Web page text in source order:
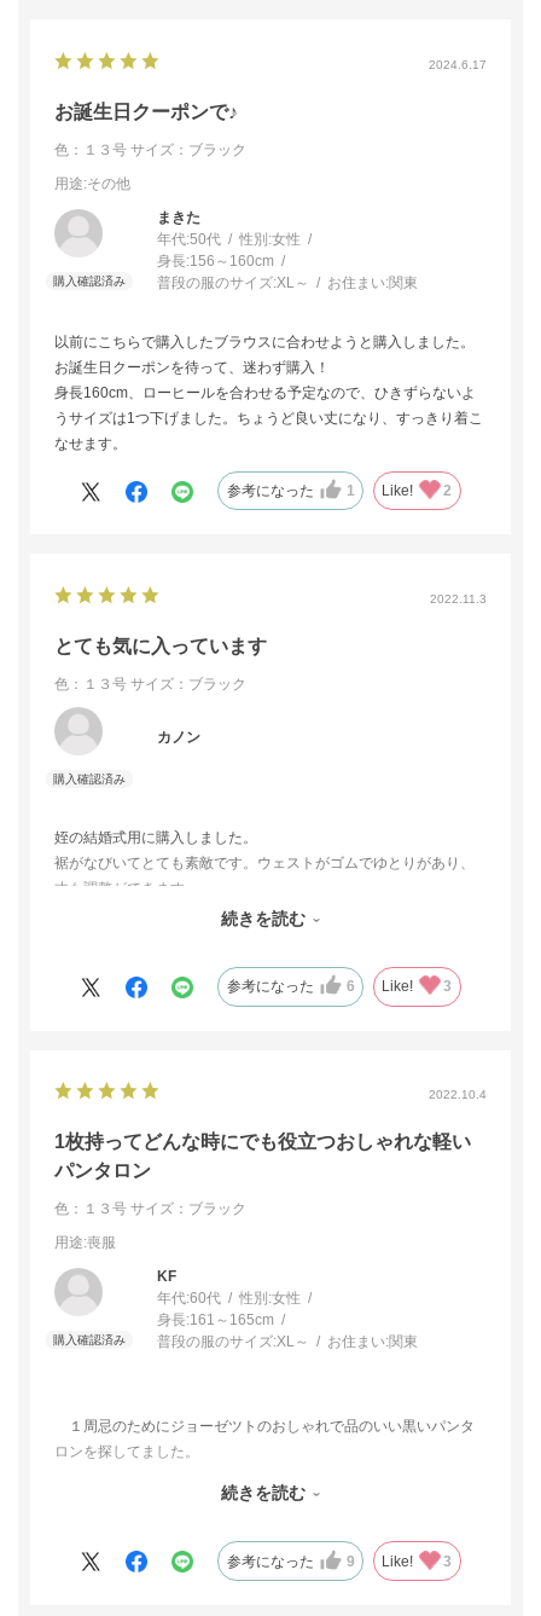
2024.6.17
お誕生日クーポンで♪
色：１３号 サイズ：ブラック
用途:その他
まきた
年代:50代 性別:女性
身長:156～160cm
普段の服のサイズ:XL～ お住まい:関東
以前にこちらで購入したブラウスに合わせようと購入しました。
お誕生日クーポンを待って、迷わず購入！
身長160cm、ローヒールを合わせる予定なので、ひきずらないよ
うサイズは1つ下げました。ちょうど良い丈になり、すっきり着こ
なせます。
参考になった 1 Like! 2
2022.11.3
とても気に入っています
色：１３号 サイズ：ブラック
カノン
姪の結婚式用に購入しました。
裾がなびいてとても素敵です。ウェストがゴムでゆとりがあり、
丈も調整ができます。
ブラウスでもジャケットでも合わせやすくこれから様々なシーン
続きを読む
参考になった 6 Like! 3
2022.10.4
1枚持ってどんな時にでも役立つおしゃれな軽い
パンタロン
色：１３号 サイズ：ブラック
用途:喪服
KF
年代:60代 性別:女性
身長:161～165cm
普段の服のサイズ:XL～ お住まい:関東
１周忌のためにジョーゼツトのおしゃれで品のいい黒いパンタ
ロンを探してました。
そうです。
購入できて本当にありがとうございます。
続きを読む
参考になった 9 Like! 3